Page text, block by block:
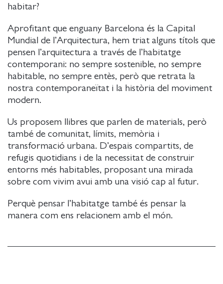
habitar?
Aprofitant que enguany Barcelona és la Capital
Mundial de l’Arquitectura, hem triat alguns títols que
pensen l’arquitectura a través de l’habitatge
contemporani: no sempre sostenible, no sempre
habitable, no sempre entès, però que retrata la
nostra contemporaneïtat i la història del moviment
modern.
Us proposem llibres que parlen de materials, però
també de comunitat, límits, memòria i
transformació urbana. D’espais compartits, de
refugis quotidians i de la necessitat de construir
entorns més habitables, proposant una mirada
sobre com vivim avui amb una visió cap al futur.
Perquè pensar l’habitatge també és pensar la
manera com ens relacionem amb el món.